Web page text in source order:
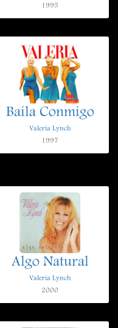
1995
Baila Conmigo
Valeria Lynch
1997
Algo Natural
Valeria Lynch
2000